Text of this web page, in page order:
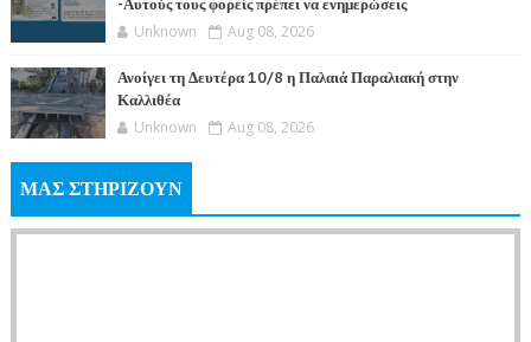
-Αυτούς τους φορείς πρέπει να ενημερώσεις
Unknown Aug 08, 2026
Ανοίγει τη Δευτέρα 10/8 η Παλαιά Παραλιακή στην
Καλλιθέα
Unknown Aug 08, 2026
ΜΑΣ ΣΤΗΡΙΖΟΥΝ